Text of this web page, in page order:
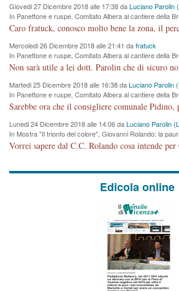
Giovedi 27 Dicembre 2018 alle 17:38 daLuciano Parolin
In Panettone e ruspe, Comitato Albera al cantiere della
cronoprogramma"
Mercoledi 26 Dicembre 2018 alle 21:41 dafratuck
In Panettone e ruspe, Comitato Albera al cantiere della
cronoprogramma"
Martedi 25 Dicembre 2018 alle 16:38 daLuciano Parolin
In Panettone e ruspe, Comitato Albera al cantiere della
cronoprogramma"
Lunedi 24 Dicembre 2018 alle 14:06 daLuciano Parolin
In Mostra "Il trionfo del colore", Giovanni Rolando: la
Edicola online